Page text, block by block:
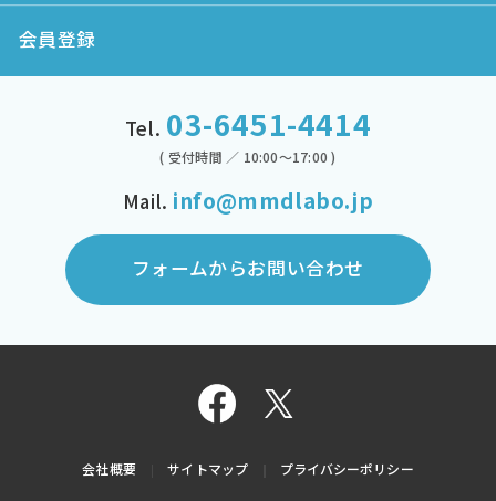
会員登録
Tel. 03-6451-4414
( 受付時間 ／ 10:00～17:00 )
Mail. info@mmdlabo.jp
フォームからお問い合わせ
会社概要 サイトマップ プライバシーポリシー